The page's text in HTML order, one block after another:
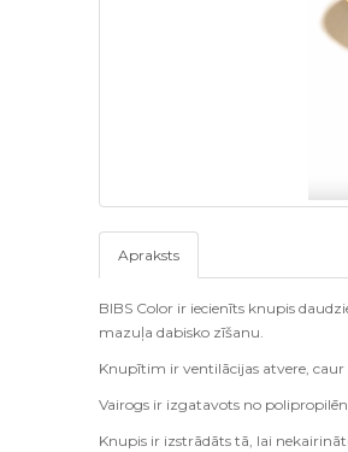
Apraksts
BIBS Color ir iecienīts knupis
mazuļa dabisko zīšanu.
Knupītim ir ventilācijas atvere,
Vairogs ir izgatavots no
Knupis ir izstrādāts tā, lai